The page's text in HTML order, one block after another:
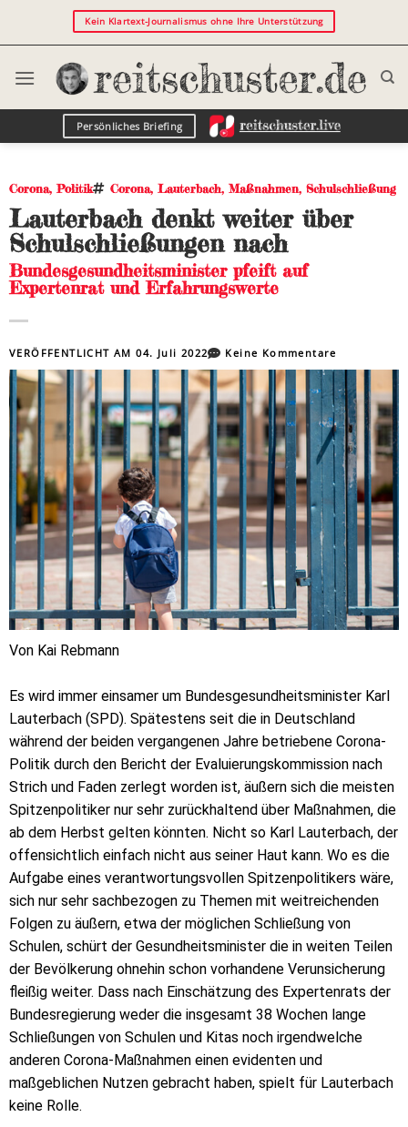
Kein Klartext-Journalismus ohne Ihre Unterstützung
Persönliches Briefing
Corona,Politik Corona, Lauterbach, Maßnahmen, Schulschließung
Lauterbach denkt weiter über
Schulschließungen nach
Bundesgesundheitsminister pfeift auf
Expertenrat und Erfahrungswerte
VERÖFFENTLICHT AM04. Juli 2022 Keine Kommentare
Von Kai Rebmann
Es wird immer einsamer um Bundesgesundheitsminister Karl
Lauterbach (SPD). Spätestens seit die in Deutschland
während der beiden vergangenen Jahre betriebene Corona-
Politik durch den Bericht der Evaluierungskommission nach
Strich und Faden zerlegt worden ist, äußern sich die meisten
Spitzenpolitiker nur sehr zurückhaltend über Maßnahmen, die
ab dem Herbst gelten könnten. Nicht so Karl Lauterbach, der
offensichtlich einfach nicht aus seiner Haut kann. Wo es die
Aufgabe eines verantwortungsvollen Spitzenpolitikers wäre,
sich nur sehr sachbezogen zu Themen mit weitreichenden
Folgen zu äußern, etwa der möglichen Schließung von
Schulen, schürt der Gesundheitsminister die in weiten Teilen
der Bevölkerung ohnehin schon vorhandene Verunsicherung
fleißig weiter. Dass nach Einschätzung des Expertenrats der
Bundesregierung weder die insgesamt 38 Wochen lange
Schließungen von Schulen und Kitas noch irgendwelche
anderen Corona-Maßnahmen einen evidenten und
maßgeblichen Nutzen gebracht haben, spielt für Lauterbach
keine Rolle.